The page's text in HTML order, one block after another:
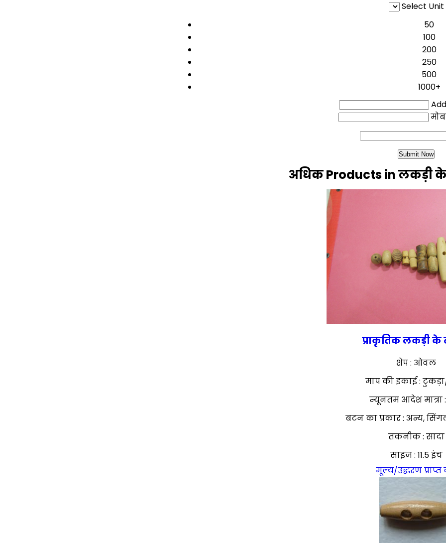
Select Unit
50
100
200
250
500
1000+
अधिक Products in लकड़ी
प्राकृतिक लकड़ी के
शेप : ओवल
माप की इकाई :
न्यूनतम आदेश मात्रा
बटन का प्रकार : अन्य,
तकनीक : सादा
साइज : 11.5 इंच
मूल्य/उद्धरण